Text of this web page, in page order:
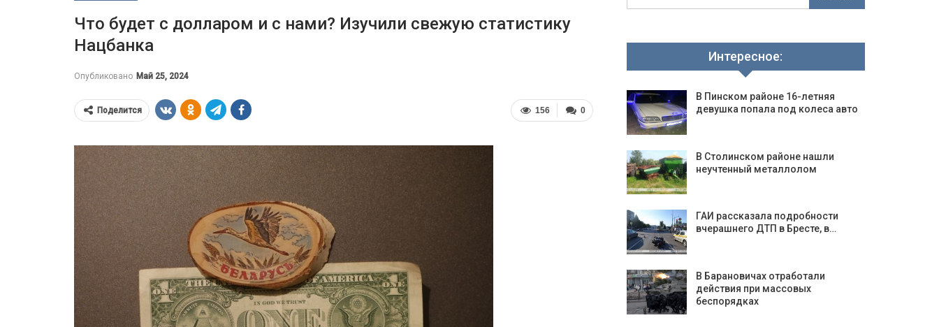
Что будет с долларом и с нами? Изучили свежую статистику
Нацбанка
Опубликовано Май 25, 2024
0
156
Поделится
Интересное:
В Пинском районе 16-летняя
девушка попала под колеса авто
В Столинском районе нашли
неучтенный металлолом
ГАИ рассказала подробности
вчерашнего ДТП в Бресте, в…
В Барановичах отработали
действия при массовых
беспорядках